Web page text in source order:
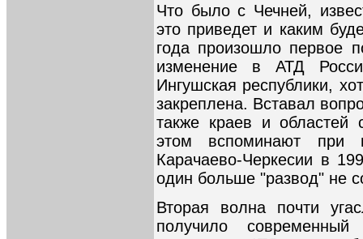
Что было с Чечней,
это приведет и каким
года произошло первое
изменение в АТД
Ингушская республики,
закреплена. Вставал
также краев и
этом вспоминают при
Карачаево-Черкесии в
один больше "развод" не
Вторая волна почти
получило